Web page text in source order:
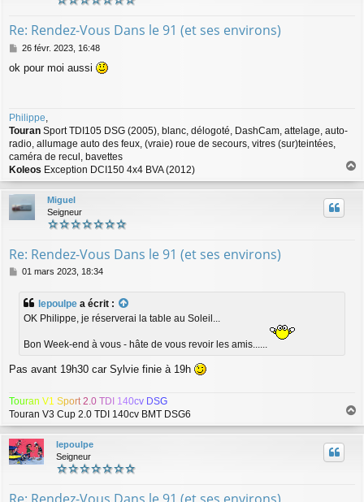
Re: Rendez-Vous Dans le 91 (et ses environs)
M
s
e
26 févr. 2023, 16:48
ok pour moi aussi
Philippe
Touran Sport TDI105 DSG (2005), blanc, délogoté, DashCam, attelage, auto-
radio, allumage auto des feux, (vraie) roue de secours, vitres (sur)teintées,
caméra de recul, bavettes
Koleos Exception DCI150 4x4 BVA (2012)
u
Miguel
Seigneur
Re: Rendez-Vous Dans le 91 (et ses environs)
M
01 mars 2023, 18:34
lepoulpe a écrit :
OK Philippe, je réserverai la table au Soleil...
Bon Week-end à vous - hâte de vous revoir les amis......
Pas avant 19h30 car Sylvie finie à 19h
Touran V1 Sport 2.0 TD 140cv DSG
Touran V3 Cup 2.0 TDI 140cv BMT DSG6
a
u
lepoulpe
Seigneur